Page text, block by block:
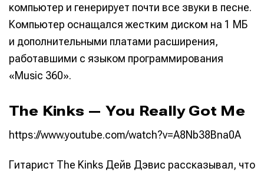
компьютер и генерирует почти все звуки в песне.
Компьютер оснащался жестким диском на 1 МБ
и дополнительными платами расширения,
работавшими с языком программирования
«Music 360».
The Kinks — You Really Got Me
https://www.youtube.com/watch?v=A8Nb38Bna0A
Гитарист The Kinks Дейв Дэвис рассказывал, что